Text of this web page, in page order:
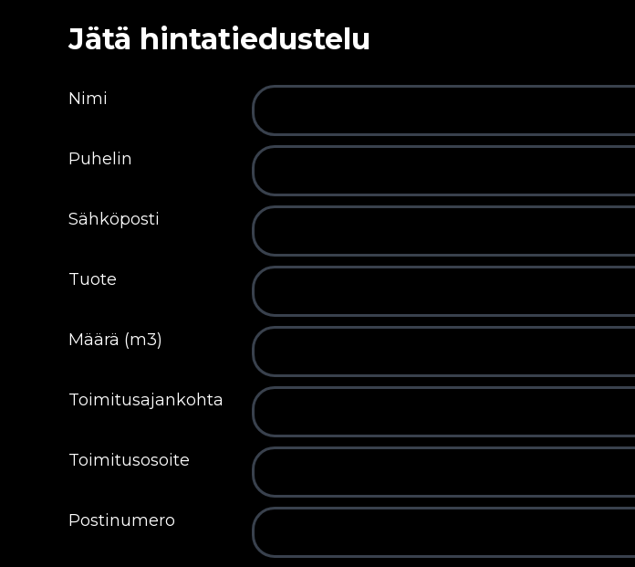
Jätä hintatiedustelu
Nimi
Puhelin
Sähköposti
Tuote
Määrä (m3)
Toimitusajankohta
Toimitusosoite
Postinumero